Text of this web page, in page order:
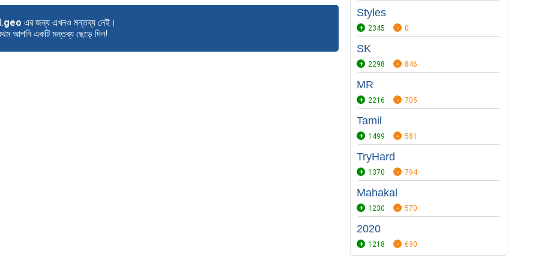
এর জন্য এখনও মন্তব্য নেই।
আপনি একটি মন্তব্য ছেড়ে দিন!
Styles
2345 0
SK
2298 846
MR
2216 705
Tamil
1499 581
TryHard
1370 794
Mahakal
1230 570
2020
1218 690